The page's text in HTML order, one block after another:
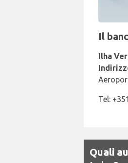
Il
Ilha
Tel:
Quali